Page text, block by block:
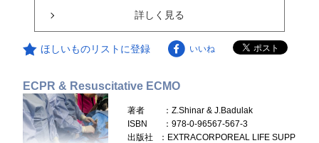
詳しく見る
ほしいものリストに登録 いいね
ECPR & Resuscitative ECMO
著者
：Z.Shinar & J.Badulak
ISBN
：978-0-96567-567-3
出版社
：EXTRACORPOREAL LIFE SUPP